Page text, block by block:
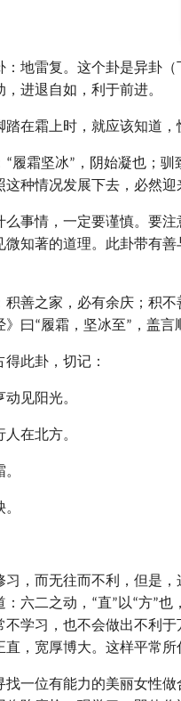
：地雷复。这个卦是异卦
进退自如，利于前进。
在霜上时，就应该知道，
“履霜坚冰”，阴始凝也；
种情况发展下去，必然迎
么事情，一定要谨慎。要
微知著的道理。此卦带有
积善之家，必有余庆；积
曰“履霜，坚冰至”，盖言
此卦，切记：
见阳光。
在北方。
，而无往而不利，但是
六二之动，“直”以“方”
不学习，也不会做出不利
，宽厚博大。这样平常
找一位有能力的美丽女性